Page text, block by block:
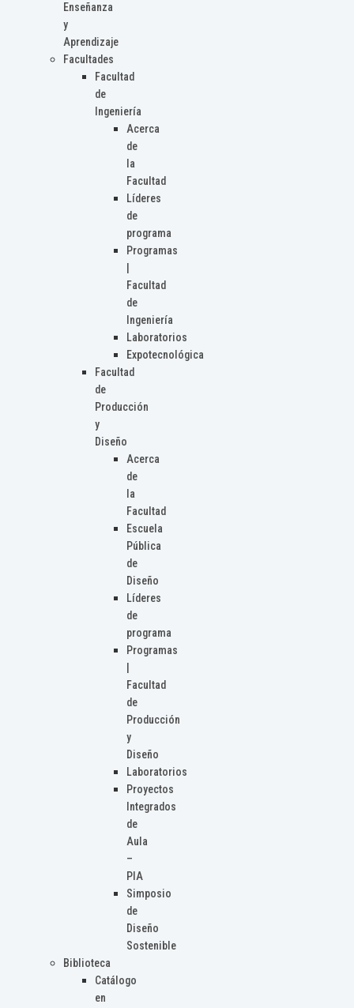
Enseñanza
y
Aprendizaje
Facultades
Facultad
de
Ingeniería
Acerca
de
la
Facultad
Líderes
de
programa
Programas
Facultad
de
Ingeniería
Laboratorios
Expotecnológica
Facultad
de
Producción
y
Diseño
Acerca
de
la
Facultad
Escuela
Pública
de
Diseño
Líderes
de
programa
Programas
Facultad
de
Producción
y
Diseño
Laboratorios
Proyectos
Integrados
de
Aula
–
PIA
Simposio
de
Diseño
Sostenible
Biblioteca
Catálogo
en